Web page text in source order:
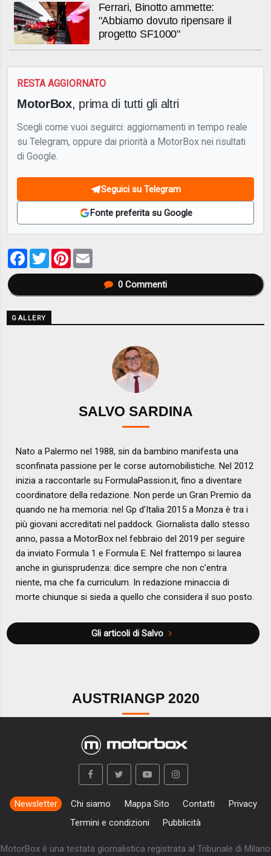
Ferrari, Binotto ammette:
"Abbiamo dovuto ripensare il
progetto SF1000"
RESTA AGGIORNATO
MotorBox, prima di tutti gli altri
Scegli come vuoi seguirci: aggiornamenti in tempo reale
su Telegram, oppure dai priorità a MotorBox nei risultati
di Google.
Seguici su Telegram
Fonte preferita su Google
Facebook
TwitterPinterest
0Commenti
GALLERY
SALVO SARDINA
Nato a Palermo nel 1988, sin da bambino manifesta una
sconfinata passione per le corse automobilistiche. Nel 2012
inizia a raccontarle su FormulaPassion.it, fino a diventare
coordinatore della redazione. Non perde un Gran Premio da
quando ne ha memoria: nel Gp d’Italia 2015 a Monza è tra i
più giovani accreditati nel paddock. Giornalista dallo stesso
anno, passa a MotorBox nel febbraio del 2019 per seguire
da inviato Formula 1 e Formula E. Nel frattempo si laurea
anche in giurisprudenza: dice sempre che non c’entra
niente, ma che fa curriculum. In redazione minaccia di
morte chiunque si sieda a quello che considera il suo posto.
Gli articoli di Salvo
AUSTRIANGP 2020
Newsletter Chi siamo Mappa Sito Contatti
Privacy
Termini e condizioni
Pubblicità
MotorBox è una testata giornalistica registrata al Tribunale di Milano